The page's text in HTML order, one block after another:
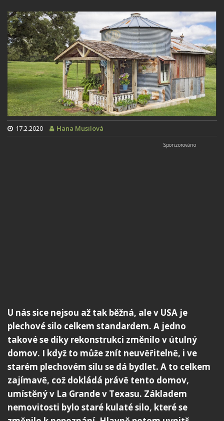
17.2.2020 Hana Musilová
U nás sice nejsou až tak běžná, ale v USA je
plechové silo celkem standardem. A jedno
takové se díky rekonstrukci změnilo v útulný
domov. I když to může znít neuvěřitelně, i ve
starém plechovém silu se dá bydlet. A to celkem
zajímavě, což dokládá právě tento domov,
umístěný v La Grande v Texasu. Základem
nemovitosti bylo staré kulaté silo, které se